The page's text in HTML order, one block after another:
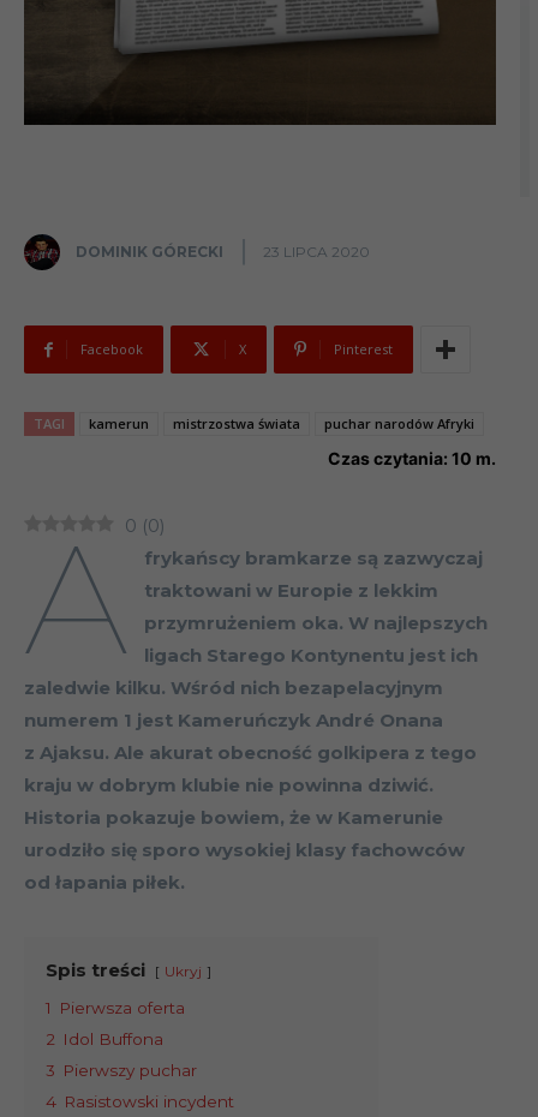
DOMINIK GÓRECKI 23 LIPCA 2020
Facebook X Pinterest
TAGI kamerun mistrzostwa świata puchar narodów Afryki
Czas czytania: 10 m.
0 (0)
A
frykańscy bramkarze są zazwyczaj
traktowani w Europie z lekkim
przymrużeniem oka. W najlepszych
ligach Starego Kontynentu jest ich
zaledwie kilku. Wśród nich bezapelacyjnym
numerem 1 jest Kameruńczyk André Onana
z Ajaksu. Ale akurat obecność golkipera z tego
kraju w dobrym klubie nie powinna dziwić.
Historia pokazuje bowiem, że w Kamerunie
urodziło się sporo wysokiej klasy fachowców
od łapania piłek.
Spis treści Ukryj
1
Pierwsza oferta
2 Idol Buffona
3 Pierwszy puchar
4 Rasistowski incydent